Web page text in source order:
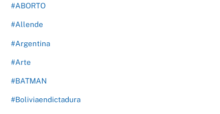
#ABORTO
#Allende
#Argentina
#Arte
#BATMAN
#Boliviaendictadura